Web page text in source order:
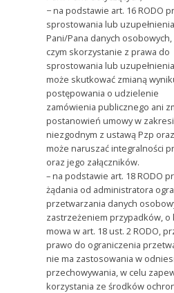
− na podstawie art. 16 RODO
sprostowania lub
Pani/Pana danych
czym skorzystanie z prawa do
sprostowania lub
może skutkować zmianą
postępowania o udzielenie
zamówienia publicznego ani
postanowień umowy w
niezgodnym z ustawą Pzp
może naruszać integralności
oraz jego załączników.
– na podstawie art. 18 RODO
żądania od administratora
przetwarzania danych
zastrzeżeniem przypadków, o
mowa w art. 18 ust. 2 RODO,
prawo do ograniczenia
nie ma zastosowania w
przechowywania, w celu
korzystania ze środków